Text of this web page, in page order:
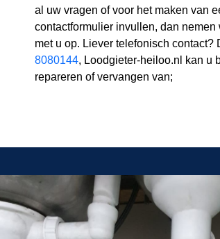
al uw vragen of voor het maken van
contactformulier invullen, dan
met u op. Liever telefonisch contact?
8080144, Loodgieter-heiloo.nl kan u
repareren of vervangen van;